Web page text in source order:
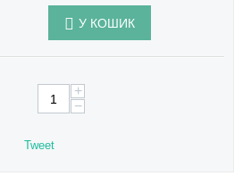
У КОШИК
+
−
Tweet